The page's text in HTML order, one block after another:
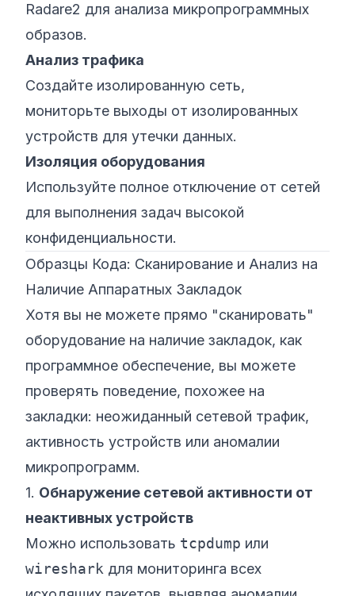
Radare2 для анализа микропрограммных
образов.
Анализ трафика
Создайте изолированную сеть,
мониторьте выходы от изолированных
устройств для утечки данных.
Изоляция оборудования
Используйте полное отключение от сетей
для выполнения задач высокой
конфиденциальности.
Образцы Кода: Сканирование и Анализ на
Наличие Аппаратных Закладок
Хотя вы не можете прямо "сканировать"
оборудование на наличие закладок, как
программное обеспечение, вы можете
проверять поведение, похожее на
закладки: неожиданный сетевой трафик,
активность устройств или аномалии
микропрограмм.
1. Обнаружение сетевой активности от
неактивных устройств
Можно использовать tcpdump или
wireshark для мониторинга всех